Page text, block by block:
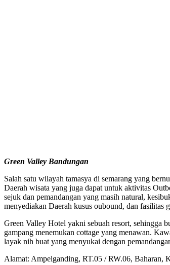
Green Valley Bandungan
Salah satu wilayah tamasya di semarang yang
Daerah wisata yang juga dapat untuk aktivitas
sejuk dan pemandangan yang masih natural,
menyediakan Daerah kusus oubound, dan fasilitas
Green Valley Hotel yakni sebuah resort, sehingga
gampang menemukan cottage yang menawan.
layak nih buat yang menyukai dengan
Alamat: Ampelganding, RT.05 / RW.06, Baharan,